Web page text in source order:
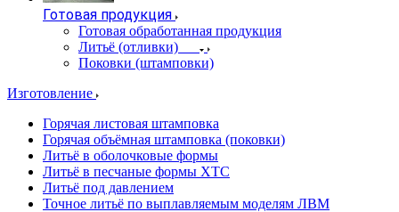
Готовая продукция
Готовая обработанная продукция
Литьё (отливки)
Поковки (штамповки)
Изготовление
Горячая листовая штамповка
Горячая объёмная штамповка (поковки)
Литьё в оболочковые формы
Литьё в песчаные формы ХТС
Литьё под давлением
Точное литьё по выплавляемым моделям ЛВМ